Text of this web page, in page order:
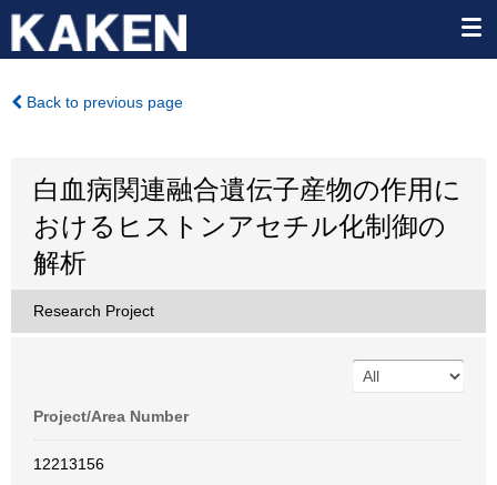
Back to previous page
白血病関連融合遺伝子産物の作用に
おけるヒストンアセチル化制御の
解析
Research Project
Project/Area Number
12213156